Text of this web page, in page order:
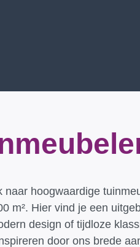
hoogwaardige
m². Hier vind je een
design of tijdloze
door ons brede